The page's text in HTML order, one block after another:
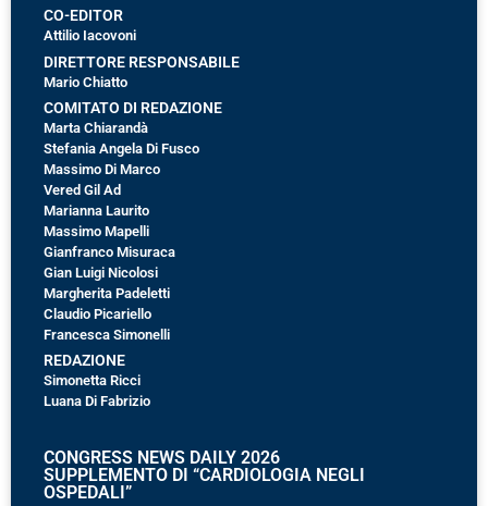
CO-EDITOR
Attilio Iacovoni
DIRETTORE RESPONSABILE
Mario Chiatto
COMITATO DI REDAZIONE
Marta Chiarandà
Stefania Angela Di Fusco
Massimo Di Marco
Vered Gil Ad
Marianna Laurito
Massimo Mapelli
Gianfranco Misuraca
Gian Luigi Nicolosi
Margherita Padeletti
Claudio Picariello
Francesca Simonelli
REDAZIONE
Simonetta Ricci
Luana Di Fabrizio
CONGRESS NEWS DAILY 2026
SUPPLEMENTO DI “CARDIOLOGIA NEGLI
OSPEDALI”